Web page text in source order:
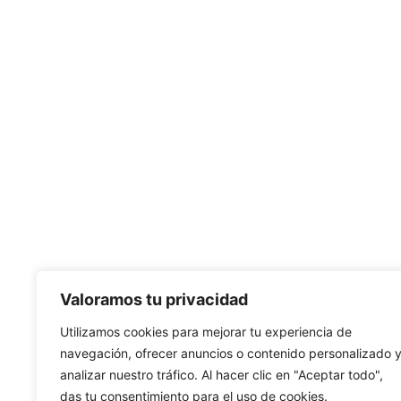
Valoramos tu privacidad
Utilizamos cookies para mejorar tu experiencia de
navegación, ofrecer anuncios o contenido personalizado y
analizar nuestro tráfico. Al hacer clic en "Aceptar todo",
das tu consentimiento para el uso de cookies.